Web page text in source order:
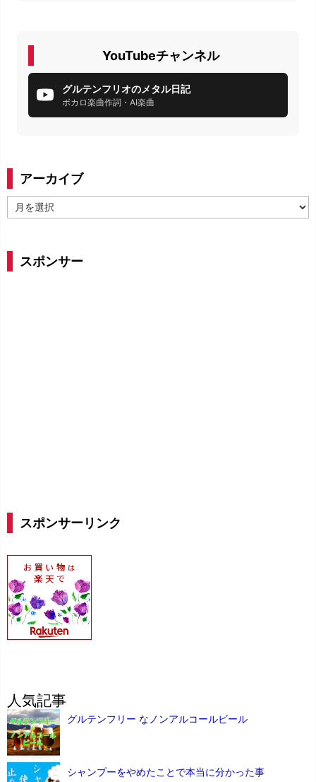
YouTubeチャンネル
グルテンフリオのメタル日記
ボカロ楽曲作詞・AI楽曲
アーカイブ
ー
スポンサー
スポンサーリンク
人気記事
グルテンフリー なノンアルコールビール
シャンプーをやめたことで本当に分かった事